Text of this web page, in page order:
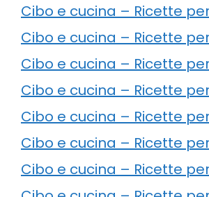
Cibo e cucina – Ricette
Cibo e cucina – Ricette
Cibo e cucina – Ricette
Cibo e cucina – Ricette
Cibo e cucina – Ricette
Cibo e cucina – Ricette
Cibo e cucina – Ricette